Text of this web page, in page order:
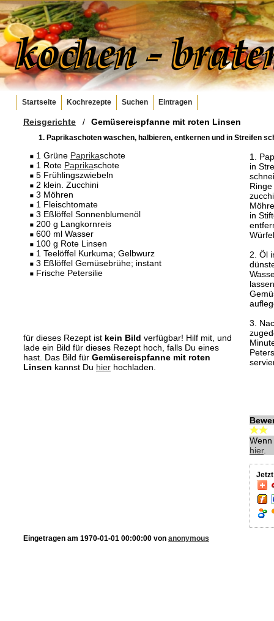
Startseite Kochrezepte Suchen Eintragen
Reisgerichte / Gemüsereispfanne mit roten Linsen
1. Paprikaschoten waschen, halbieren, entkernen und in Streifen
1 Grüne Paprikaschote
1 Rote Paprikaschote
5 Frühlingszwiebeln
2 klein. Zucchini
3 Möhren
1 Fleischtomate
3 Eßlöffel Sonnenblumenöl
200 g Langkornreis
600 ml Wasser
100 g Rote Linsen
1 Teelöffel Kurkuma; Gelbwurz
3 Eßlöffel Gemüsebrühe; instant
Frische Petersilie
für dieses Rezept ist kein Bild verfügbar! Hilf mit, und
lade ein Bild für dieses Rezept hoch, falls Du eines
hast. Das Bild für Gemüsereispfanne mit roten
Linsen kannst Du hier hochladen.
1.
in
in
2. Öl
3.
hier.
Eingetragen am 1970-01-01 00:00:00 von anonymous